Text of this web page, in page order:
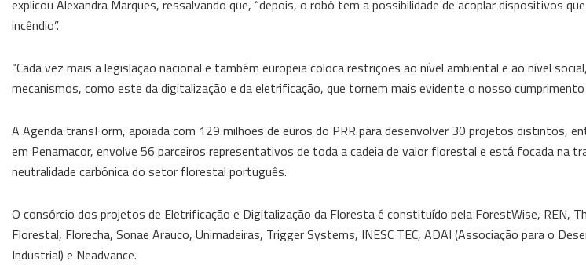
explicou Alexandra Marques, ressalvando que, “depois, o robô tem a possibilidade de acoplar dispositivos
incêndio”.
“Cada vez mais a legislação nacional e também europeia coloca restrições ao nível ambiental e ao nível
mecanismos, como este da digitalização e da eletrificação, que tornem mais evidente o nosso cumprimento
A Agenda transForm, apoiada com 129 milhões de euros do PRR para desenvolver 30 projetos distintos,
em Penamacor, envolve 56 parceiros representativos de toda a cadeia de valor florestal e está focada na
neutralidade carbónica do setor florestal português.
O consórcio dos projetos de Eletrificação e Digitalização da Floresta é constituído pela ForestWise, REN,
Florestal, Florecha, Sonae Arauco, Unimadeiras, Trigger Systems, INESC TEC, ADAI (Associação para o
Industrial) e Neadvance.